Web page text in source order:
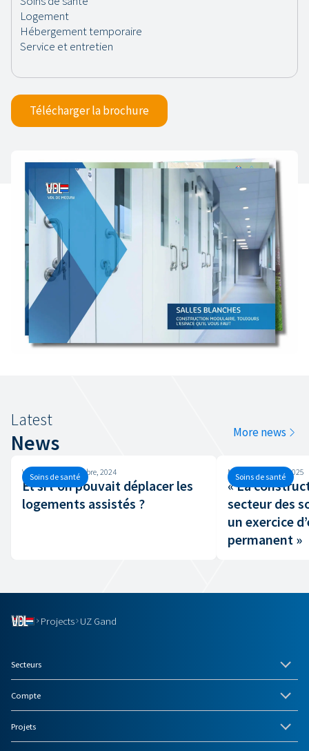
Télécharger la brochure
Back to archive
Latest
News More news
Soins de santé
Vendredi, 20 décembre, 2024
Et si l'on pouvait déplacer les
logements assistés ?
Soins de santé
Mercredi, 2 juillet, 2025
« La
secteur des
un exercice
permanent »
Projects UZ Gand
Secteurs
Compte
Projets